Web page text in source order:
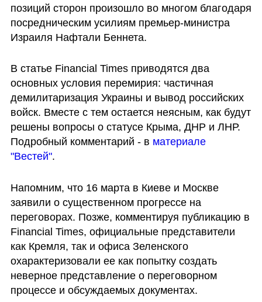
позиций сторон произошло во многом благодаря
посредническим усилиям премьер-министра
Израиля Нафтали Беннета.
В статье Financial Times приводятся два
основных условия перемирия: частичная
демилитаризация Украины и вывод российских
войск. Вместе с тем остается неясным, как будут
решены вопросы о статусе Крыма, ДНР и ЛНР.
Подробный комментарий - в материале
"Вестей".
Напомним, что 16 марта в Киеве и Москве
заявили о существенном прогрессе на
переговорах. Позже, комментируя публикацию в
Financial Times, официальные представители
как Кремля, так и офиса Зеленского
охарактеризовали ее как попытку создать
неверное представление о переговорном
процессе и обсуждаемых документах.